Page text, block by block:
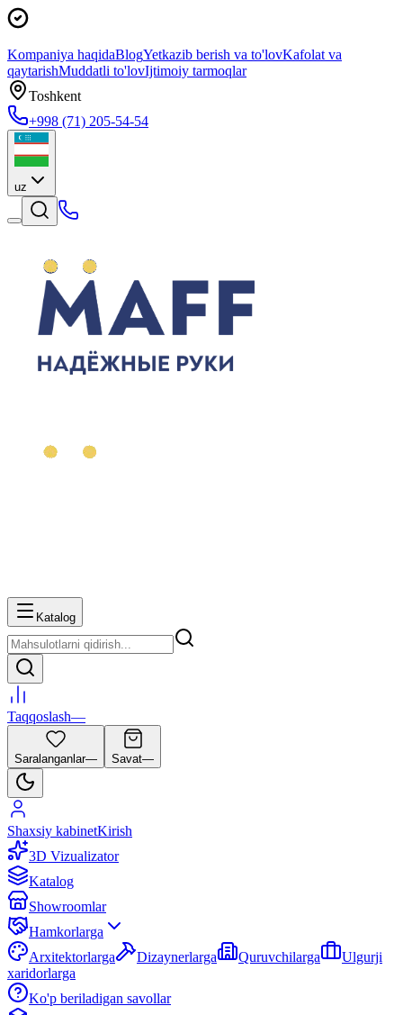
Kompaniya haqidaBlogYetkazib berish va to'lovKafolat va
qaytarishMuddatli to'lovIjtimoiy tarmoqlar
Toshkent
+998 (71) 205-54-54
uz
Katalog
Taqqoslash—
Saralanganlar— Savat—
Shaxsiy kabinetKirish
3D Vizualizator
Katalog
Showroomlar
Hamkorlarga
Arxitektorlarga
Dizaynerlarga Quruvchilarga
Ulgurji
xaridorlarga
Ko'p beriladigan savollar